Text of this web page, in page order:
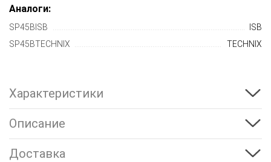
Аналоги:
SP45BISB
ISB
SP45BTECHNIX
TECHNIX
Характеристики
Описание
Доставка